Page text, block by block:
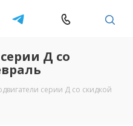
Д со
серии Д со скидкой